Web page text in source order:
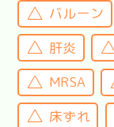
バルーン
肝炎
MRSA
床ずれ